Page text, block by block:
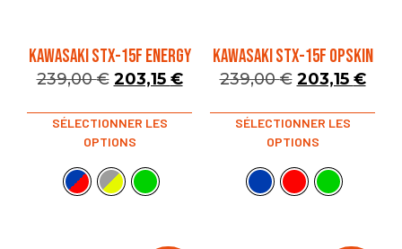
KAWASAKI STX-15F ENERGY
239,00€ 203,15 €
SÉLECTIONNER LES
OPTIONS
KAWASAKI STX-15F OPSKIN
239,00€ 203,15 €
SÉLECTIONNER LES
OPTIONS